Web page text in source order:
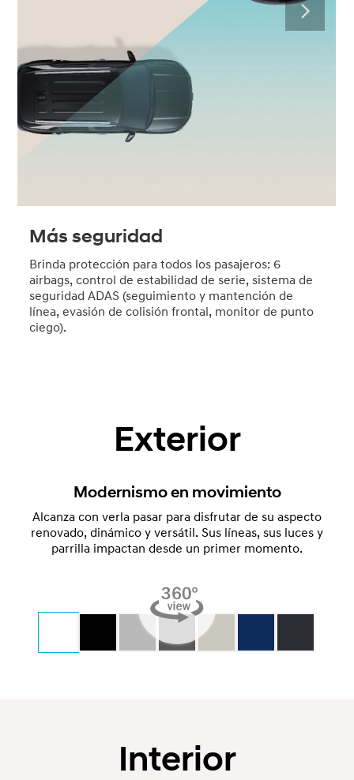
Más seguridad
Brinda protección para todos los pasajeros: 6
airbags, control de estabilidad de serie, sistema de
seguridad ADAS (seguimiento y mantención de
línea, evasión de colisión frontal, monitor de punto
ciego).
Exterior
Modernismo en movimiento
Alcanza con verla pasar para disfrutar de su aspecto
renovado, dinámico y versátil. Sus líneas, sus luces y
parrilla impactan desde un primer momento.
Interior